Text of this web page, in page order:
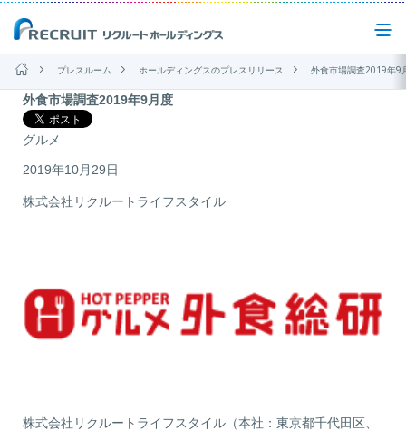
企業情報
事業紹介
IR(投資家情報)
ニュース
プレスルーム ホールディングスのプレスリリース 外食市場調査2019年9月
外食市場調査2019年9月度
2019
2019
9
月
グルメ
2019年10月29日
株式会社リクルートライフスタイル
株式会社リクルートライフスタイル（本社：東京都千代田区、